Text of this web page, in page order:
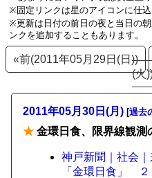
※固定リンクは星のアイコンに仕込
※更新は日付の前日の夜と当日の
ンクを追加することもあります。
«前(2011年05月29日(日))
(火
2011年05月30日(月) [過去
★ 金環日食、限界線観測
神戸新聞｜社会
「金環日食」 ２